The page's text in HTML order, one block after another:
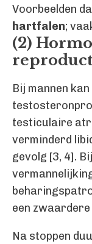
Voorbeelden
hartfalen;
(2)
Bij mannen
testiculaire
verminderd
gevolg [3, 4].
een zwaardere
Na stoppen